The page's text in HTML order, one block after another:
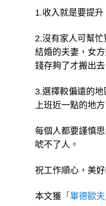
1.收入就是要提升
2.沒有家人可幫
結婚的夫妻，女
錢存夠了才搬出
3.選擇較偏遠的
上班近一點的地
每個人都要謹慎
唬不了人。
祝工作順心，美
本文獲 「畢德歐夫